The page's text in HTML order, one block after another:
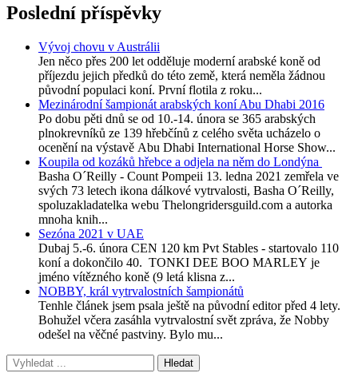
Poslední příspěvky
Vývoj chovu v Austrálii
Jen něco přes 200 let odděluje moderní arabské koně od
příjezdu jejich předků do této země, která neměla žádnou
původní populaci koní. První flotila z roku...
Mezinárodní šampionát arabských koní Abu Dhabi 2016
Po dobu pěti dnů se od 10.-14. února se 365 arabských
plnokrevníků ze 139 hřebčínů z celého světa ucházelo o
ocenění na výstavě Abu Dhabi International Horse Show...
Koupila od kozáků hřebce a odjela na něm do Londýna
Basha O´Reilly - Count Pompeii 13. ledna 2021 zemřela ve
svých 73 letech ikona dálkové vytrvalosti, Basha O´Reilly,
spoluzakladatelka webu Thelongridersguild.com a autorka
mnoha knih...
Sezóna 2021 v UAE
Dubaj 5.-6. února CEN 120 km Pvt Stables - startovalo 110
koní a dokončilo 40. TONKI DEE BOO MARLEY je
jméno vítězného koně (9 letá klisna z...
NOBBY, král vytrvalostních šampionátů
Tenhle článek jsem psala ještě na původní editor před 4 lety.
Bohužel včera zasáhla vytrvalostní svět zpráva, že Nobby
odešel na věčné pastviny. Bylo mu...